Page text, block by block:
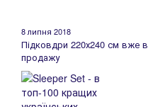
8 липня 2018
Підковдри 220х240 см вже в
продажу